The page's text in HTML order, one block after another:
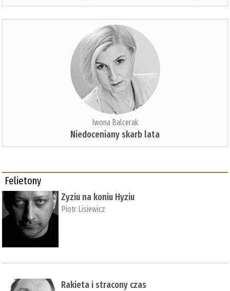
Iwona Balcerak
Niedoceniany skarb lata
Felietony
Zyziu na koniu Hyziu
Piotr Lisiewicz
Rakieta i stracony czas